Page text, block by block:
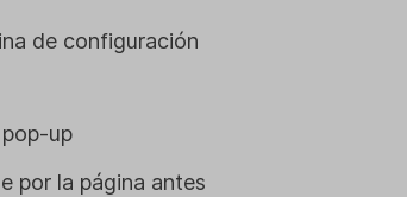
de configuración
up
por la página antes